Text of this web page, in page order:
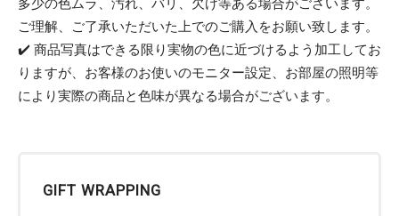
ご理解、ご了承いただいた上でのご購入をお願い致します。
✔️ 商品写真はできる限り実物の色に近づけるよう加工してお
りますが、お客様のお使いのモニター設定、お部屋の照明等
により実際の商品と色味が異なる場合がございます。
GIFT WRAPPING